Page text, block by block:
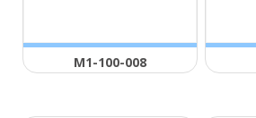
Μ1-100-008